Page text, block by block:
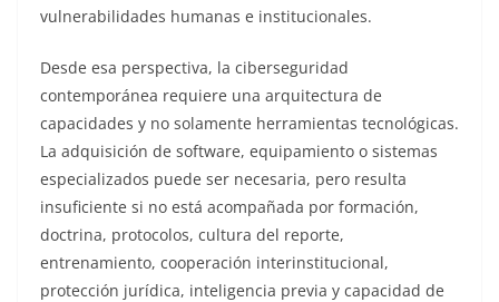
vulnerabilidades humanas e institucionales.
Desde esa perspectiva, la ciberseguridad
contemporánea requiere una arquitectura de
capacidades y no solamente herramientas tecnológicas.
La adquisición de software, equipamiento o sistemas
especializados puede ser necesaria, pero resulta
insuficiente si no está acompañada por formación,
doctrina, protocolos, cultura del reporte,
entrenamiento, cooperación interinstitucional,
protección jurídica, inteligencia previa y capacidad de